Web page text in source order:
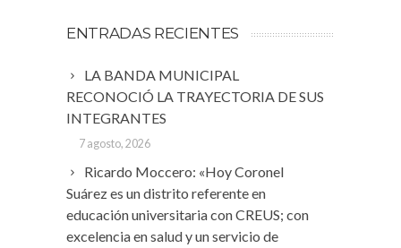
ENTRADAS RECIENTES
LA BANDA MUNICIPAL
RECONOCIÓ LA TRAYECTORIA DE SUS
INTEGRANTES
7 agosto, 2026
Ricardo Moccero: «Hoy Coronel
Suárez es un distrito referente en
educación universitaria con CREUS; con
excelencia en salud y un servicio de